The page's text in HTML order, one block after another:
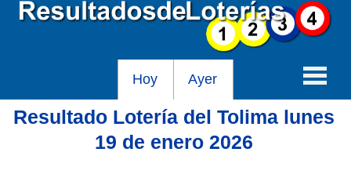
Hoy Ayer
Baloto
Resultado Lotería del Tolima lunes
19 de enero 2026